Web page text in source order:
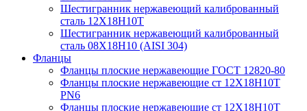
Шестигранник нержавеющий калиброванный
сталь 12Х18Н10Т
Шестигранник нержавеющий калиброванный
сталь 08Х18Н10 (AISI 304)
Фланцы
Фланцы плоские нержавеющие ГОСТ 12820-80
Фланцы плоские нержавеющие ст 12Х18Н10Т
PN6
Фланцы плоские нержавеющие ст 12Х18Н10Т